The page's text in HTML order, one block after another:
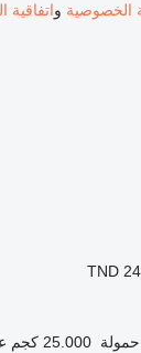
الخصوصية واتفاقية
TND
حمولة 25.000 كجم